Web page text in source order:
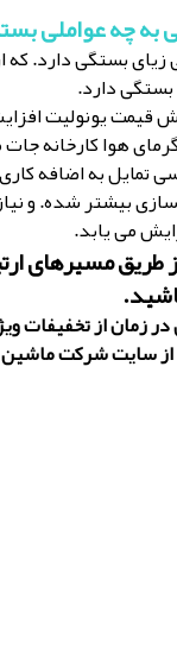
چه عواملی
بستگی دارد. که
بستگی دارد.
هوا کارخانه
تمایل به اضافه
بیشتر شده. و
می یابد.
طریق مسیرهای
در زمان از تخفیفات
از سایت شرکت